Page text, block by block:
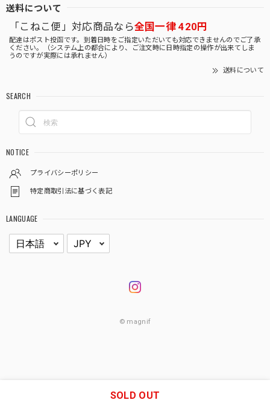
送料について
「こねこ便」対応商品なら全国一律 420円
配達はポスト投函です。到着日時をご指定いただいても対応できませんのでご了承
ください。（システム上の都合により、ご注文時に日時指定の操作が出来てしま
うのですが実際には承れません）
送料について
SEARCH
NOTICE
プライバシーポリシー
特定商取引法に基づく表記
LANGUAGE
© magnif
SOLD OUT